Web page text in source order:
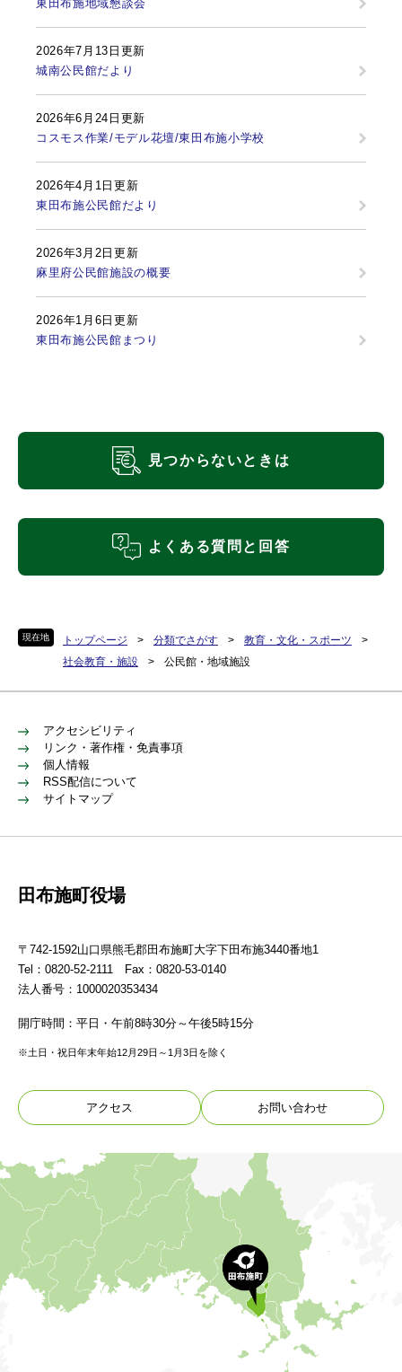
現在地 トップページ > 分類でさがす > 教育・文化・スポーツ
>
社会教育・施設
> 公民館・地域施設
東田布施地域懇談会
2026年7月13日更新
城南公民館だより
2026年6月24日更新
コスモス作業/モデル花壇/東田布施小学校
2026年4月1日更新
東田布施公民館だより
2026年3月2日更新
麻里府公民館施設の概要
2026年1月6日更新
東田布施公民館まつり
見つからないときは
よくある質問と回答
アクセシビリティ
リンク・著作権・免責事項
個人情報
RSS配信について
サイトマップ
田布施町役場
〒742-1592山口県熊毛郡田布施町大字下田布施3440番地1
Tel：0820-52-2111 Fax：0820-53-0140
法人番号：1000020353434
開庁時間：平日・午前8時30分～午後5時15分
※土日・祝日年末年始12月29日～1月3日を除く
アクセス お問い合わせ